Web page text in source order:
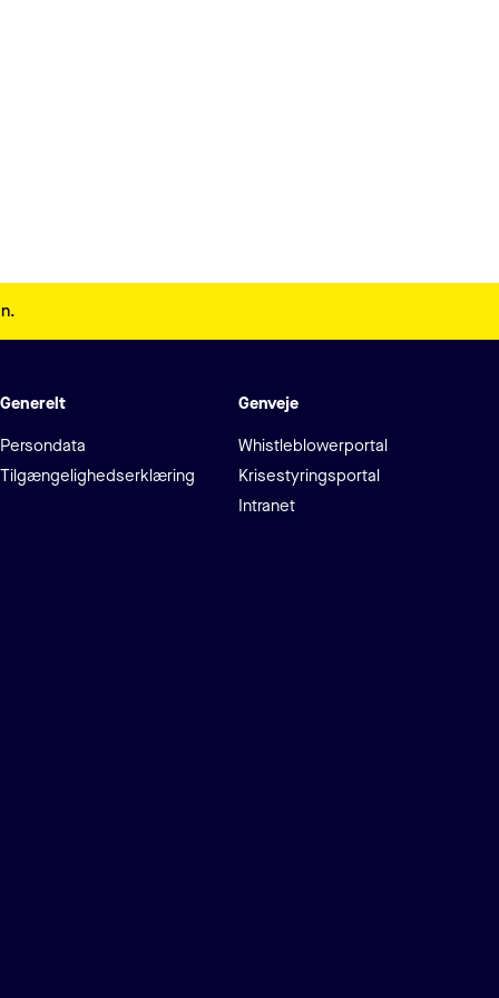
Generelt
Persondata
Tilgængelighedserklæring
Genveje
Whistleblowerportal
Krisestyringsportal
Intranet